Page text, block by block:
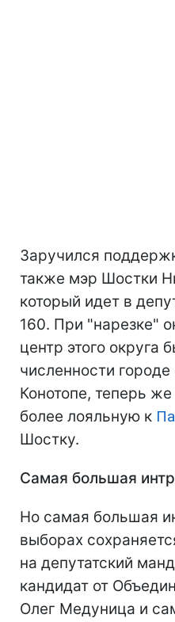
Заручился
также мэр Шостки
который идет в
160. При "нарезке"
центр этого округа
численности городе
Конотопе, теперь
более лояльную к
Шостку.
Самая большая
Но самая большая
выборах
на депутатский
кандидат от
Олег Медуница и